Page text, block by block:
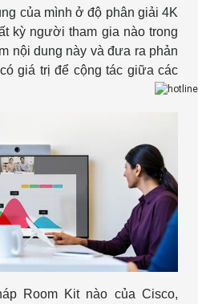
của mình ở độ phân giải 4K
kỳ người tham gia nào trong
nội dung này và đưa ra phản
giá trị để cộng tác giữa các
Room Kit nào của Cisco,